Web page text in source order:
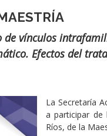
vínculos
Efectos del
La Secretaría
a participar de
Ríos, de la